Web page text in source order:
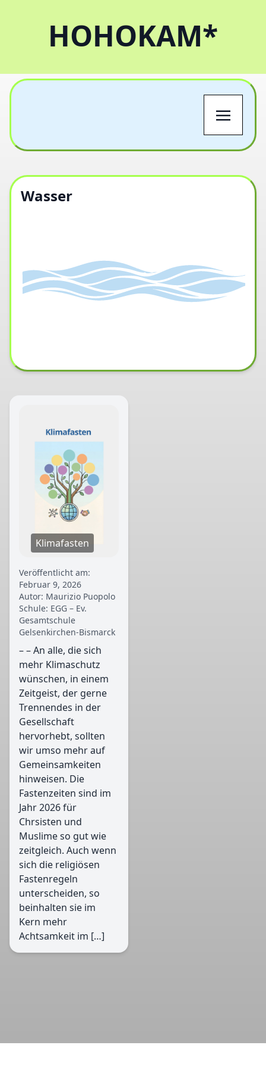
HOHOKAM*
Wasser
Klimafasten
Veröffentlicht am:
Februar 9, 2026
Autor: Maurizio Puopolo
Schule: EGG – Ev.
Gesamtschule
Gelsenkirchen-Bismarck
– – An alle, die sich
mehr Klimaschutz
wünschen, in einem
Zeitgeist, der gerne
Trennendes in der
Gesellschaft
hervorhebt, sollten
wir umso mehr auf
Gemeinsamkeiten
hinweisen. Die
Fastenzeiten sind im
Jahr 2026 für
Chrsisten und
Muslime so gut wie
zeitgleich. Auch wenn
sich die religiösen
Fastenregeln
unterscheiden, so
beinhalten sie im
Kern mehr
Achtsamkeit im […]